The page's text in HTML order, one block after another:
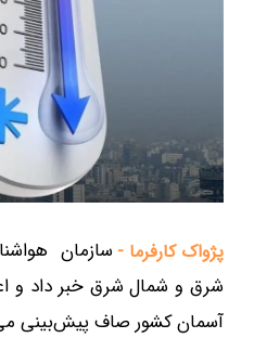
پژواک کارفرما - سازمان
آسمان کشور صاف پیش‌بینی